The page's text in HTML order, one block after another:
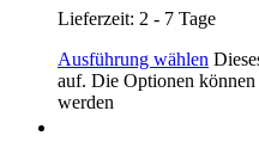
Lieferzeit: 2 - 7 Tage
Ausführung wählen
auf. Die Optionen
werden